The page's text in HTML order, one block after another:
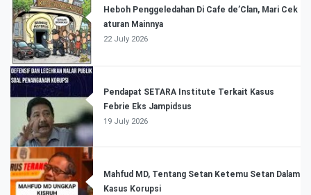
Heboh Penggeledahan Di Cafe de’Clan, Mari Cek
aturan Mainnya
22 July 2026
Pendapat SETARA Institute Terkait Kasus
Febrie Eks Jampidsus
19 July 2026
Mahfud MD, Tentang Setan Ketemu Setan Dalam
Kasus Korupsi